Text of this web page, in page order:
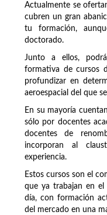
Actualmente se
cubren un gran
tu formación,
doctorado.
Junto a ellos,
formativa de cursos
profundizar en
aeroespacial del que
En su mayoría
sólo por docentes
docentes de
incorporan al
experiencia.
Estos cursos son el
que ya trabajan en el
día, con formación
del mercado en una